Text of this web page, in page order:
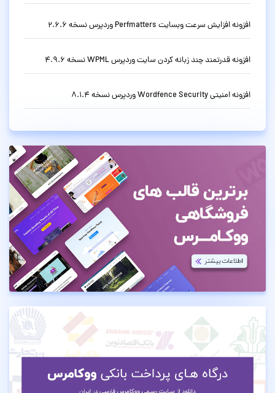
افزونه افزایش سرعت وبسایت Perfmatters وردپرس نسخه 2.6.6
افزونه قدرتمند چند زبانه کردن سایت وردپرس WPML نسخه 4.9.6
افزونه امنیتی Wordfence Security وردپرس نسخه 8.1.4